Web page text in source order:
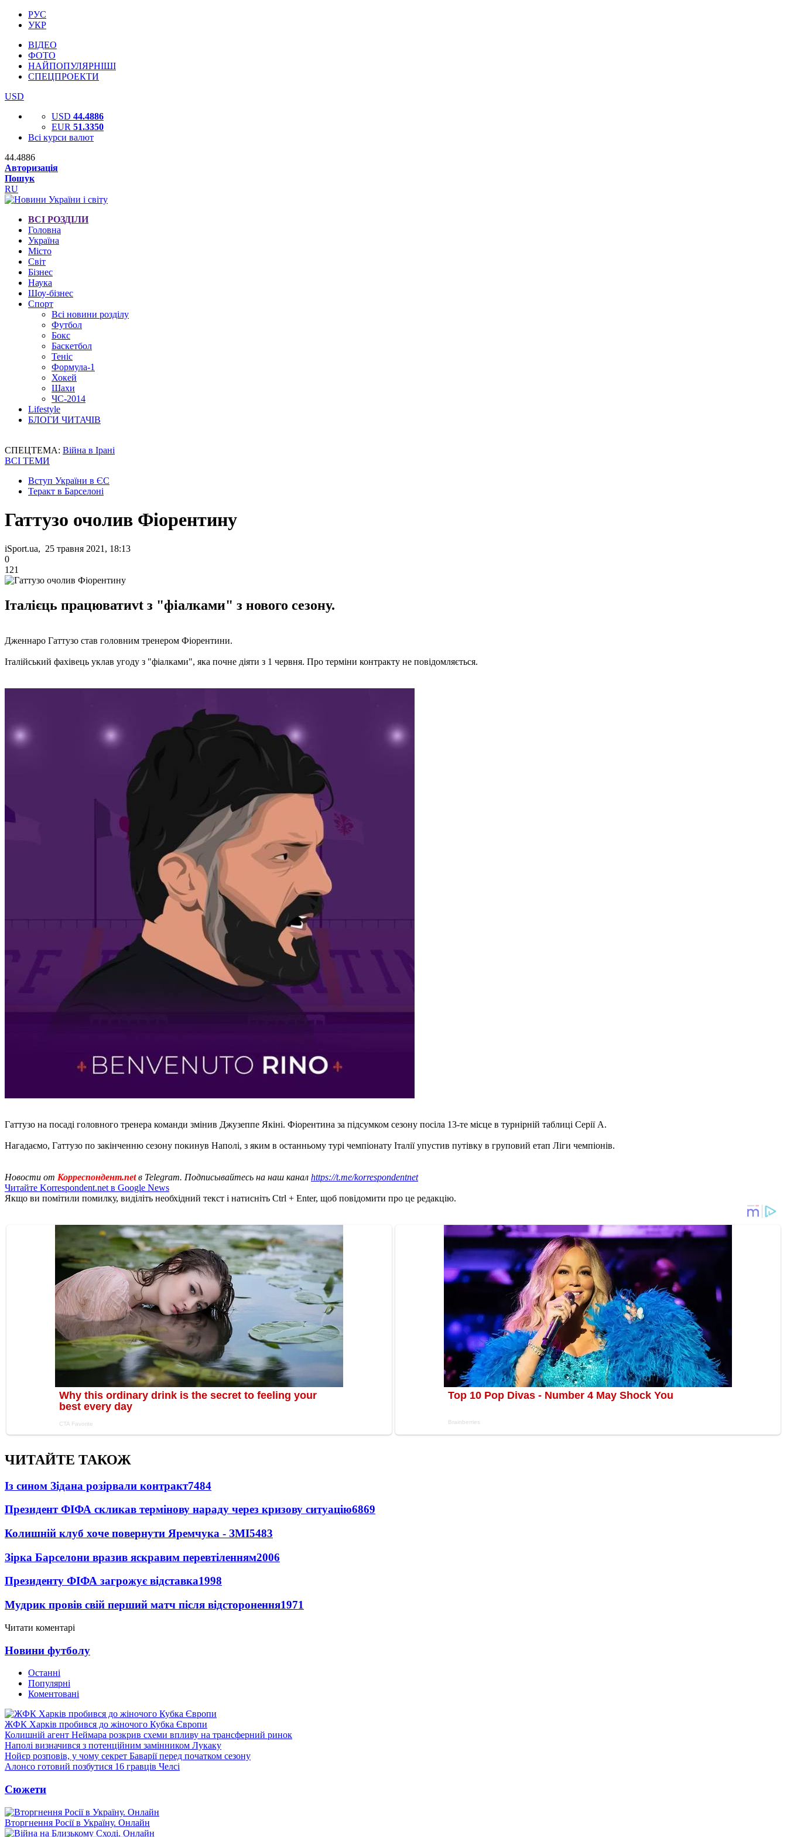
РУС
УКР
ВІДЕО
ФОТО
НАЙПОПУЛЯРНІШІ
СПЕЦПРОЕКТИ
USD
USD 44.4886
EUR 51.3350
Всі курси валют
44.4886
Авторизація
Пошук
RU
ВСІ РОЗДІЛИ
Головна
Україна
Місто
Світ
Бізнес
Наука
Шоу-бізнес
Спорт
Всі новини розділу
Футбол
Бокс
Баскетбол
Теніс
Формула-1
Хокей
Шахи
ЧС-2014
Lifestyle
БЛОГИ ЧИТАЧІВ
СПЕЦТЕМА: Війна в Ірані
ВСІ ТЕМИ
Вступ України в ЄС
Теракт в Барселоні
Гаттузо очолив Фіорентину
iSport.ua, 25 травня 2021, 18:13
0
121
Італієць працюватиvt з "фіалками" з нового сезону.
Дженнаро Гаттузо став головним тренером Фіорентини.
Італійський фахівець уклав угоду з "фіалками", яка почне діяти з 1 червня. Про терміни контракту не повідомляється.
Гаттузо на посаді головного тренера команди змінив Джузеппе Якіні. Фіорентина за підсумком сезону посіла 13-те місце в турнірній таблиці Серії А.
Нагадаємо, Гаттузо по закінченню сезону покинув Наполі, з яким в останньому турі чемпіонату Італії упустив путівку в груповий етап Ліги чемпіонів.
Новости от Корреспондент.netв Telegram. Подписывайтесь на наш канал https://t.me/korrespondentnet
Читайте Korrespondent.net в Google News
Якщо ви помітили помилку, виділіть необхідний текст і натисніть Ctrl + Enter, щоб повідомити про це редакцію.
ЧИТАЙТЕ ТАКОЖ
Із сином Зідана розірвали контракт7484
Президент ФІФА скликав термінову нараду через кризову ситуацію6869
Колишній клуб хоче повернути Яремчука - ЗМІ5483
Зірка Барселони вразив яскравим перевтіленням2006
Президенту ФІФА загрожує відставка1998
Мудрик провів свій перший матч після відсторонення1971
Читати коментарі
Новини футболу
Останні
Популярні
Коментовані
ЖФК Харків пробився до жіночого Кубка Європи
Колишній агент Неймара розкрив схеми впливу на трансферний ринок
Наполі визначився з потенційним замінником Лукаку
Нойєр розповів, у чому секрет Баварії перед початком сезону
Алонсо готовий позбутися 16 гравців Челсі
Сюжети
Вторгнення Росії в Україну. Онлайн